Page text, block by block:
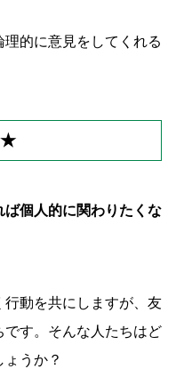
的に意見をしてくれる
ば個人的に関わりたくな
動を共にしますが、友
す。そんな人たちはど
うか？